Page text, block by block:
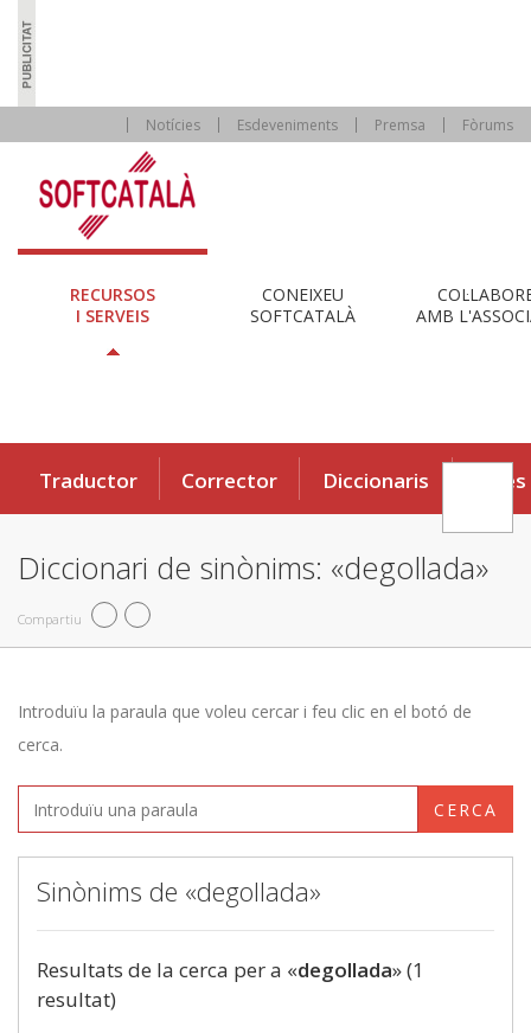
Notícies Esdeveniments Premsa Fòrums
RECURSOS
I SERVEIS
CONEIXEU
SOFTCATALÀ
AMB
Traductor Corrector Diccionaris Eines
Diccionari de sinònims: «degollada»
Compartiu
Introduïu la paraula que voleu cercar i feu clic en el botó de
cerca.
CERCA
Sinònims de «degollada»
Resultats de la cerca per a «degollada» (1
resultat)